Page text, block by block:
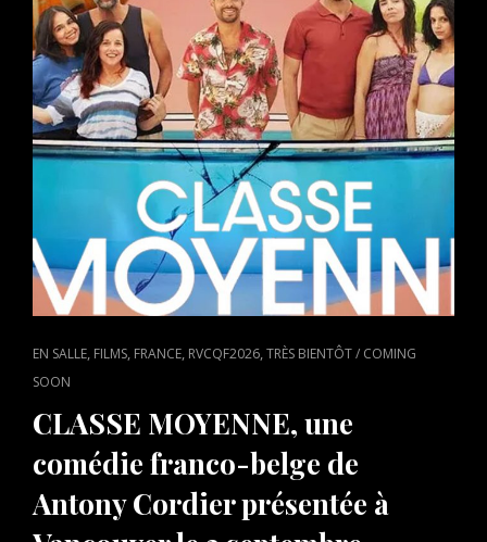
CAT
LINKS
EN SALLE, FILMS, FRANCE, RVCQF2026,TRÈS BIENTÔT / COMING
SOON
CLASSE MOYENNE, une
comédie franco-belge de
Antony Cordier présentée à